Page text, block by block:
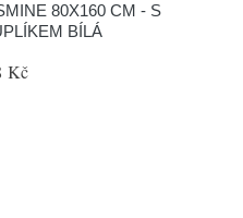
80X160 CM - S
BÍLÁ
Kč